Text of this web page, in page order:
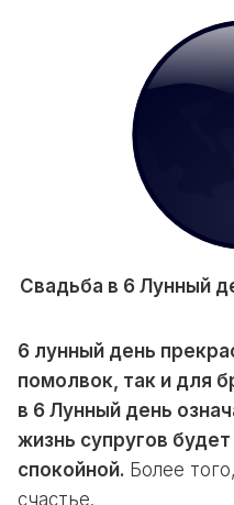
Свадьба в 6 Лунный
6 лунный день
помолвок, так и для
в 6 Лунный день
жизнь супругов
спокойной. Более
счастье.